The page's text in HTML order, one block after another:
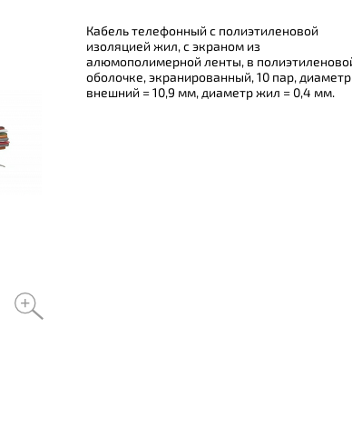
Кабель телефонный с полиэтиленовой
изоляцией жил, с экраном из
алюмополимерной ленты, в
оболочке, экранированный, 10 пар, диаметр
внешний = 10,9 мм, диаметр жил = 0,4 мм.